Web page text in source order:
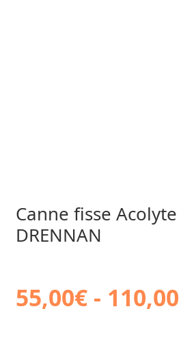
Canne fisse
DRENNAN
55,00€ - 110,00